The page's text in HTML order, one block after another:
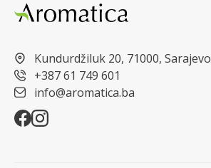
Kundurdžiluk 20, 71000, Sarajevo
+387 61 749 601
info@aromatica.ba